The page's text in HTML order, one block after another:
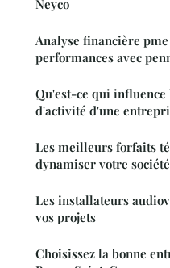
Neyco
Analyse financière
performances avec
Qu'est-ce qui influence
d'activité d'une
Les meilleurs forfaits
dynamiser votre société
Les installateurs
vos projets
Choisissez la bonne